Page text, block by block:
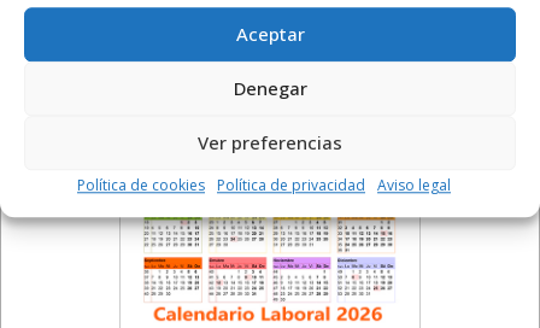
Aceptar
Denegar
Ver preferencias
Política de cookies Política de privacidad Aviso legal
Calendario Laboral 2026